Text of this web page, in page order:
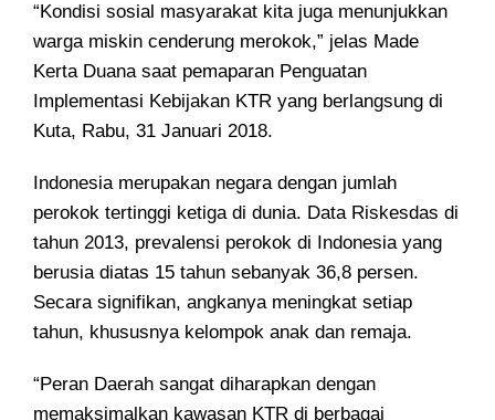
“Kondisi sosial masyarakat kita juga menunjukkan
warga miskin cenderung merokok,” jelas Made
Kerta Duana saat pemaparan Penguatan
Implementasi Kebijakan KTR yang berlangsung di
Kuta, Rabu, 31 Januari 2018.
Indonesia merupakan negara dengan jumlah
perokok tertinggi ketiga di dunia. Data Riskesdas di
tahun 2013, prevalensi perokok di Indonesia yang
berusia diatas 15 tahun sebanyak 36,8 persen.
Secara signifikan, angkanya meningkat setiap
tahun, khususnya kelompok anak dan remaja.
“Peran Daerah sangat diharapkan dengan
memaksimalkan kawasan KTR di berbagai